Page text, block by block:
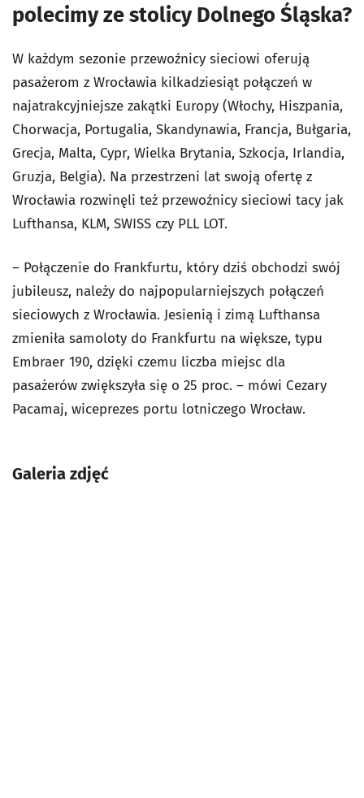
polecimy ze stolicy Dolnego Śląska?
W każdym sezonie przewoźnicy sieciowi oferują
pasażerom z Wrocławia kilkadziesiąt połączeń w
najatrakcyjniejsze zakątki Europy (Włochy, Hiszpania,
Chorwacja, Portugalia, Skandynawia, Francja, Bułgaria,
Grecja, Malta, Cypr, Wielka Brytania, Szkocja, Irlandia,
Gruzja, Belgia). Na przestrzeni lat swoją ofertę z
Wrocławia rozwinęli też przewoźnicy sieciowi tacy jak
Lufthansa, KLM, SWISS czy PLL LOT.
– Połączenie do Frankfurtu, który dziś obchodzi swój
jubileusz, należy do najpopularniejszych połączeń
sieciowych z Wrocławia. Jesienią i zimą Lufthansa
zmieniła samoloty do Frankfurtu na większe, typu
Embraer 190, dzięki czemu liczba miejsc dla
pasażerów zwiększyła się o 25 proc. – mówi Cezary
Pacamaj, wiceprezes portu lotniczego Wrocław.
Galeria zdjęć